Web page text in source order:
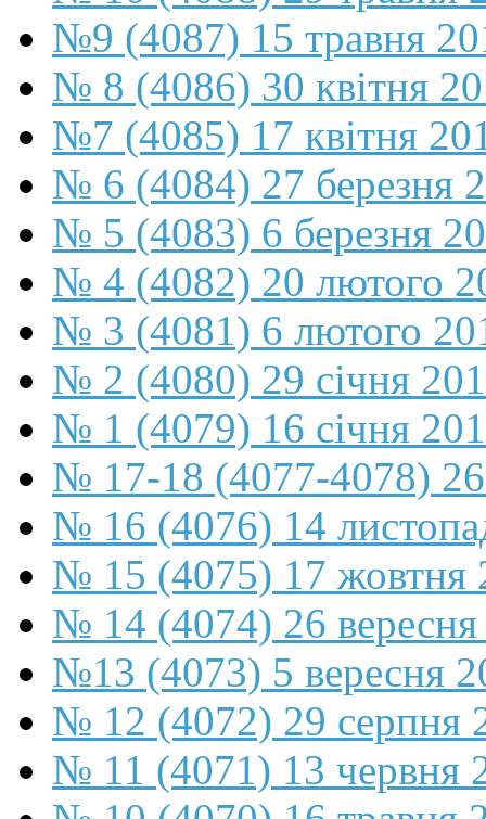
№9 (4087) 15 травня
№ 8 (4086) 30 квітня
№7 (4085) 17 квітня
№ 6 (4084) 27 березня
№ 5 (4083) 6 березня
№ 4 (4082) 20 лютого
№ 3 (4081) 6 лютого
№ 2 (4080) 29 січня
№ 1 (4079) 16 січня
№ 17-18 (4077-4078) 26
№ 16 (4076) 14
№ 15 (4075) 17 жовтня
№ 14 (4074) 26
№13 (4073) 5 вересня
№ 12 (4072) 29 серпня
№ 11 (4071) 13 червня